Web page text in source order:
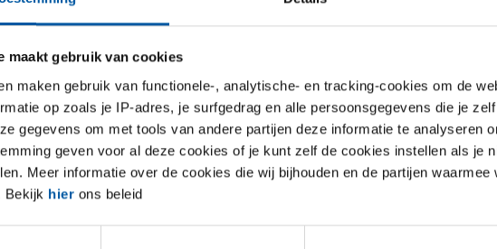
maakt gebruik van cookies
maken gebruik van functionele-, analytische- en tracking-cookies om de
op zoals je IP-adres, je surfgedrag en alle persoonsgegevens die je
gegevens om met tools van andere partijen deze informatie te analyseren
geven voor al deze cookies of je kunt zelf de cookies instellen als je
Meer informatie over de cookies die wij bijhouden en de partijen
Bekijk hier ons beleid
304/304L kgw 1z gesl k240 2000x1000x0,8 +Fiberlaserf
304/304L kgw 1z gesl k240 2000x1000x1 +Fiberlaserf
304/304L kgw 1z gesl k240 2500x1250x1 +Fiberlaserf
304/304L kgw 1z gesl k240 3000x1500x1 +Fiberlaserf